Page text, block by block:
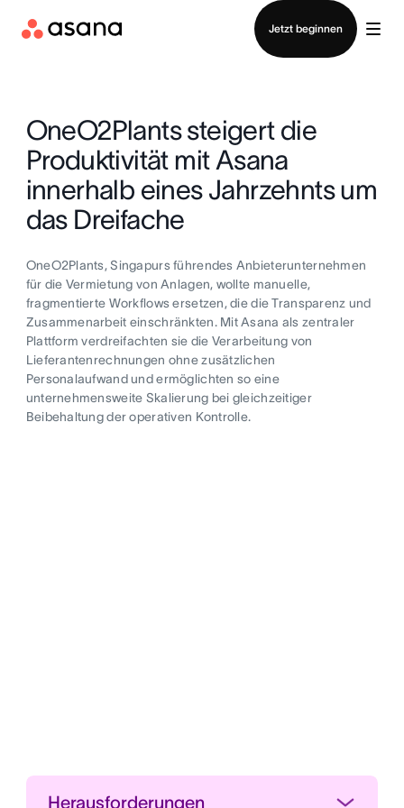
Jetzt beginnen
Vertrieb kontaktieren
OneO2Plants steigert die
Produktivität mit Asana
innerhalb eines Jahrzehnts um
das Dreifache
OneO2Plants, Singapurs führendes Anbieterunternehmen
für die Vermietung von Anlagen, wollte manuelle,
fragmentierte Workflows ersetzen, die die Transparenz und
Zusammenarbeit einschränkten. Mit Asana als zentraler
Plattform verdreifachten sie die Verarbeitung von
Lieferantenrechnungen ohne zusätzlichen
Personalaufwand und ermöglichten so eine
unternehmensweite Skalierung bei gleichzeitiger
Beibehaltung der operativen Kontrolle.
Herausforderungen